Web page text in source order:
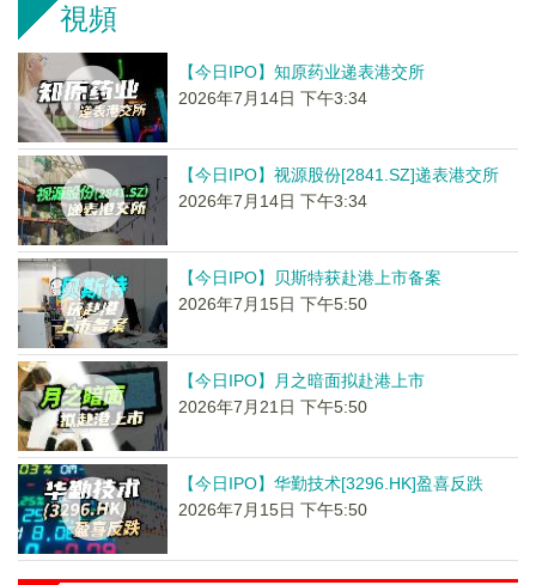
視頻
【今日IPO】知原药业递表港交所
2026年7月14日 下午3:34
【今日IPO】视源股份[2841.SZ]递表港交所
2026年7月14日 下午3:34
【今日IPO】贝斯特获赴港上市备案
2026年7月15日 下午5:50
【今日IPO】月之暗面拟赴港上市
2026年7月21日 下午5:50
【今日IPO】华勤技术[3296.HK]盈喜反跌
2026年7月15日 下午5:50